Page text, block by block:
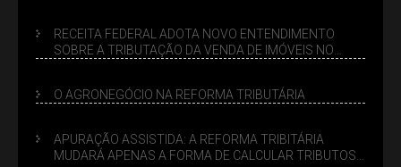
RECEITA FEDERAL ADOTA NOVO ENTENDIMENTO
SOBRE A TRIBUTAÇÃO DA VENDA DE IMÓVEIS NO
O AGRONEGÓCIO NA REFORMA TRIBUTÁRIA
APURAÇÃO ASSISTIDA: A REFORMA TRIBITÁRIA
MUDARÁ APENAS A FORMA DE CALCULAR TRIBUTOS